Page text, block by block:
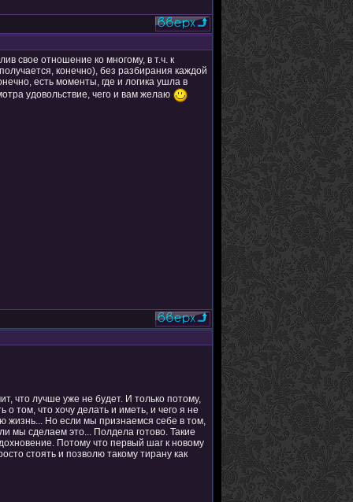
свое отношение ко многому, в т.ч. к
конечно), без разбирания каждой
есть моменты, где и логика ушла в
удовольствие, чего и вам желаю
что лучше уже не будет. И только потому,
о том, что хочу делать и иметь, и чего я не
жизнь... Но если мы признаемся себе в том,
мы сделаем это... Полдела готово. Такие
Потому что первый шаг к новому
стоять и позволю такому тирану как